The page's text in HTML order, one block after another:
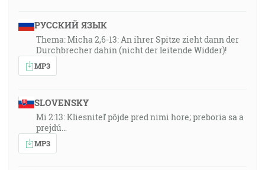
РУССКИЙ ЯЗЫК
Thema: Micha 2,6-13: An ihrer Spitze zieht dann der
Durchbrecher dahin (nicht der leitende Widder)!
MP3
SLOVENSKY
Mi 2:13: Kliesniteľ pôjde pred nimi hore; preboria sa a
prejdú…
MP3